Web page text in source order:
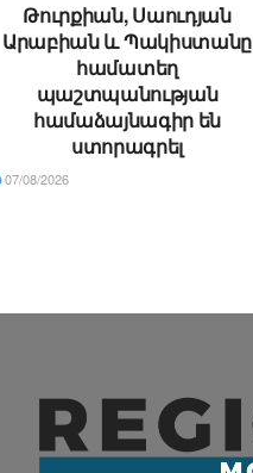
Թուրքիան, Սաուդյան
Արաբիան և Պակիստանը
համատեղ
պաշտպանության
համաձայնագիր են
ստորագրել
07/08/2026